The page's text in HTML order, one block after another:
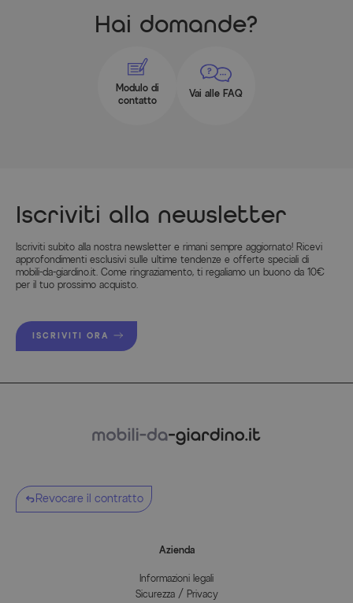
Hai domande?
Modulo di
contatto
Vai alle FAQ
Iscriviti alla newsletter
Iscriviti subito alla nostra newsletter e rimani sempre aggiornato! Ricevi
approfondimenti esclusivi sulle ultime tendenze e offerte speciali di
mobili-da-giardino.it. Come ringraziamento, ti regaliamo un buono da 10€
per il tuo prossimo acquisto.
ISCRIVITI ORA
Revocare il contratto
Azienda
Informazioni legali
Sicurezza / Privacy